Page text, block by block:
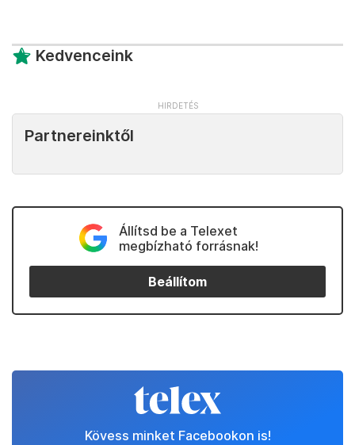
Kedvenceink
Partnereinktől
Állítsd be a Telexet
megbízható forrásnak!
Beállítom
Kövess minket Facebookon is!